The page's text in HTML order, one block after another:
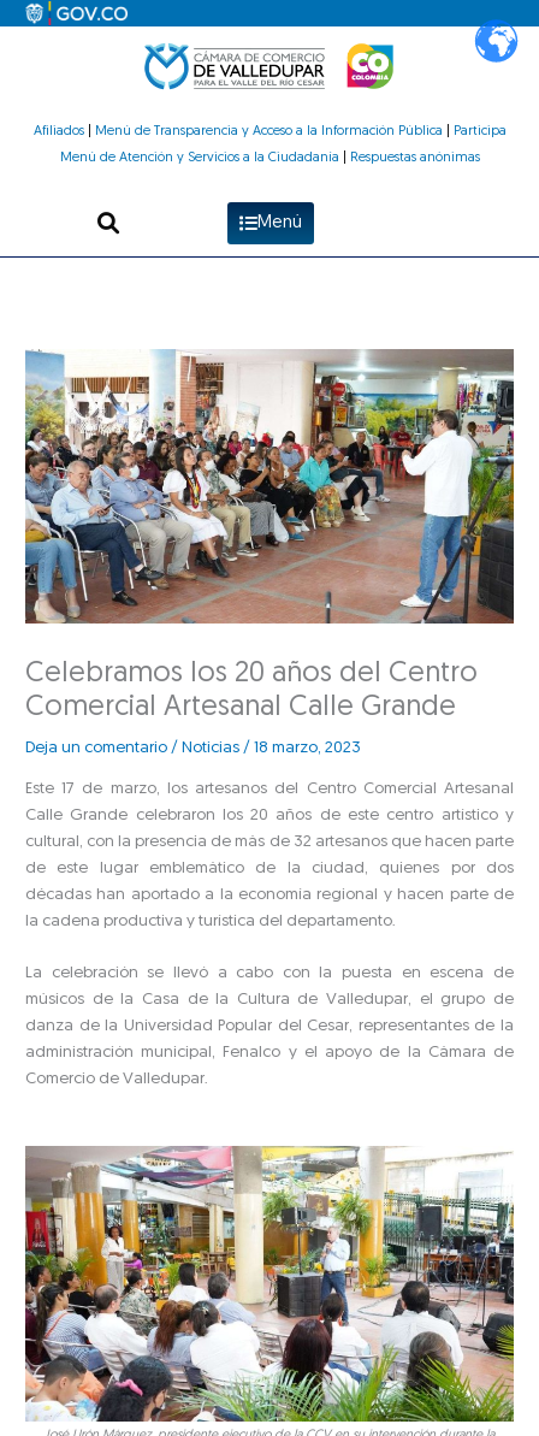
Afiliados| Menú de Transparencia y Acceso a la Información Pública
Participa
Menú de Atención y Servicios a la Ciudadanía
Respuestas anónimas
Menú
Celebramos los 20 años del Centro
Comercial Artesanal Calle Grande
Deja un comentario / Noticias /18 marzo, 2023
Este 17 de marzo, los artesanos del Centro Comercial Artesanal
Calle Grande celebraron los 20 años de este centro artístico y
cultural, con la presencia de más de 32 artesanos que hacen parte
de este lugar emblemático de la ciudad, quienes por dos
décadas han aportado a la economía regional y hacen parte de
la cadena productiva y turística del departamento.
La celebración se llevó a cabo con la puesta en escena de
músicos de la Casa de la Cultura de Valledupar, el grupo de
danza de la Universidad Popular del Cesar, representantes de la
administración municipal, Fenalco y el apoyo de la Cámara de
Comercio de Valledupar.